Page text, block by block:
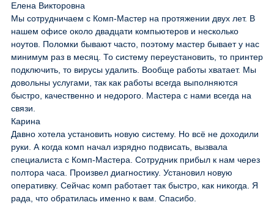
Елена Викторовна
Мы сотрудничаем с Комп-Мастер на протяжении двух лет. В
нашем офисе около двадцати компьютеров и несколько
ноутов. Поломки бывают часто, поэтому мастер бывает у нас
минимум раз в месяц. То систему переустановить, то принтер
подключить, то вирусы удалить. Вообще работы хватает. Мы
довольны услугами, так как работы всегда выполняются
быстро, качественно и недорого. Мастера с нами всегда на
связи.
Карина
Давно хотела установить новую систему. Но всё не доходили
руки. А когда комп начал изрядно подвисать, вызвала
специалиста с Комп-Мастера. Сотрудник прибыл к нам через
полтора часа. Произвел диагностику. Установил новую
оперативку. Сейчас комп работает так быстро, как никогда. Я
рада, что обратилась именно к вам. Спасибо.